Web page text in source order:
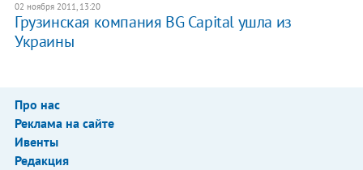
02 ноября 2011, 13:20
Грузинская компания BG Capital ушла из
Украины
Про нас
Реклама на сайте
Ивенты
Редакция